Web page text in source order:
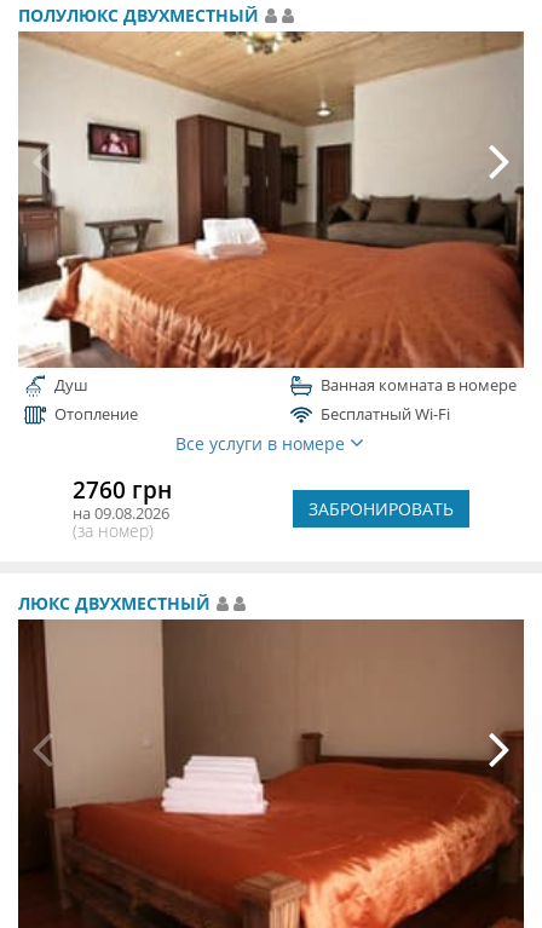
ПОЛУЛЮКС ДВУХМЕСТНЫЙ
Душ
Ванная комната в номере
Отопление
Бесплатный Wi-Fi
Все услуги в номере
2760 грн
на 09.08.2026
(за номер)
ЗАБРОНИРОВАТЬ
ЛЮКС ДВУХМЕСТНЫЙ